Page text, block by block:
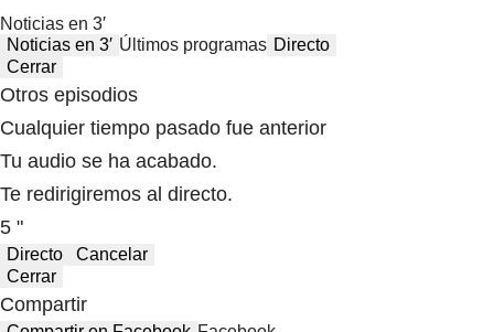
Noticias en 3′
Noticias en 3′ Últimos programas Directo
Cerrar
Otros episodios
Cualquier tiempo pasado fue anterior
Tu audio se ha acabado.
Te redirigiremos al directo.
5 "
Directo
Cancelar
Cerrar
Compartir